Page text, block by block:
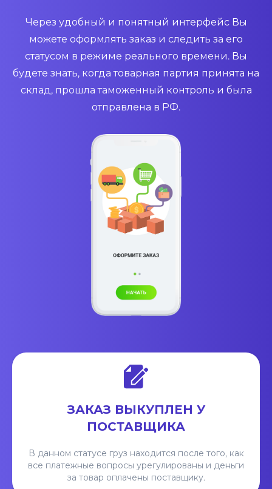
Через удобный и понятный интерфейс Вы
можете оформлять заказ и следить за его
статусом в режиме реального времени. Вы
будете знать, когда товарная партия принята на
склад, прошла таможенный контроль и была
отправлена в РФ.
ЗАКАЗ ВЫКУПЛЕН У
ПОСТАВЩИКА
В данном статусе груз находится после того, как
все платежные вопросы урегулированы и деньги
за товар оплачены поставщику.